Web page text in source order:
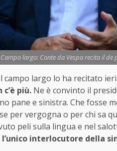
Campo largo: Conte da Vespa recita il
campo largo lo ha recitato
più. Ne è convinto il
pane e sinistra. Che fosse
per vergogna o per chi sa
peli sulla lingua e nel
l’unico interlocutore della